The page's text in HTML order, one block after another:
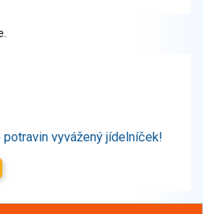
vyvážený jídelníček!